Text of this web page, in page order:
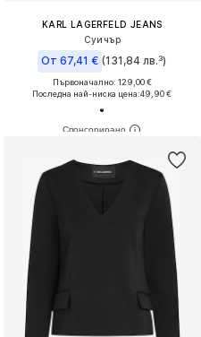
KARL LAGERFELD JEANS
Суичър
От 67,41 € (131,84 лв.³)
Първоначално: 129,00 €
Последна най-ниска цена:49,90 €